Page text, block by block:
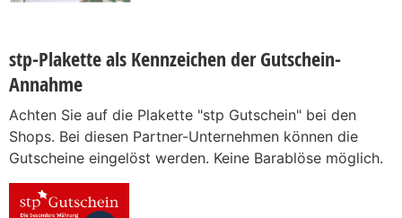
stp-Plakette als Kennzeichen der Gutschein-
Annahme
Achten Sie auf die Plakette "stp Gutschein" bei den
Shops. Bei diesen Partner-Unternehmen können die
Gutscheine eingelöst werden. Keine Barablöse möglich.